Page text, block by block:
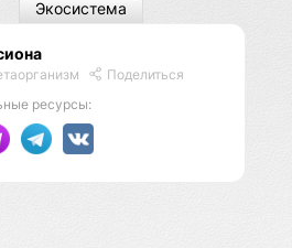
Поделиться
ресурсы:
Экосистема